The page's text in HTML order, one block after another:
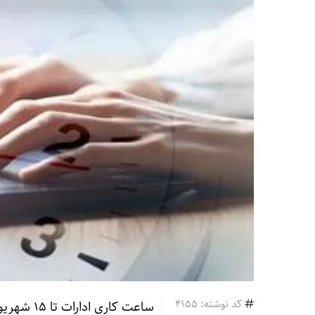
کد نوشته: 4155 ساعت کاری ادارات تا ۱۵ شهریور تغییر نمی‌کند